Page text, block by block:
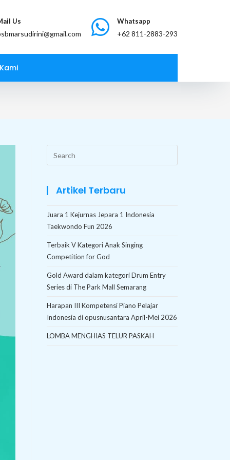
Us Whatsapp
this
Artikel Terbaru
Juara 1 Kejurnas Jepara 1 Indonesia
Taekwondo Fun 2026
Terbaik V Kategori Anak Singing
Competition for God
Gold Award dalam kategori Drum Entry
Series di The Park Mall Semarang
Harapan III Kompetensi Piano Pelajar
Indonesia di opusnusantara April-Mei 2026
LOMBA MENGHIAS TELUR PASKAH